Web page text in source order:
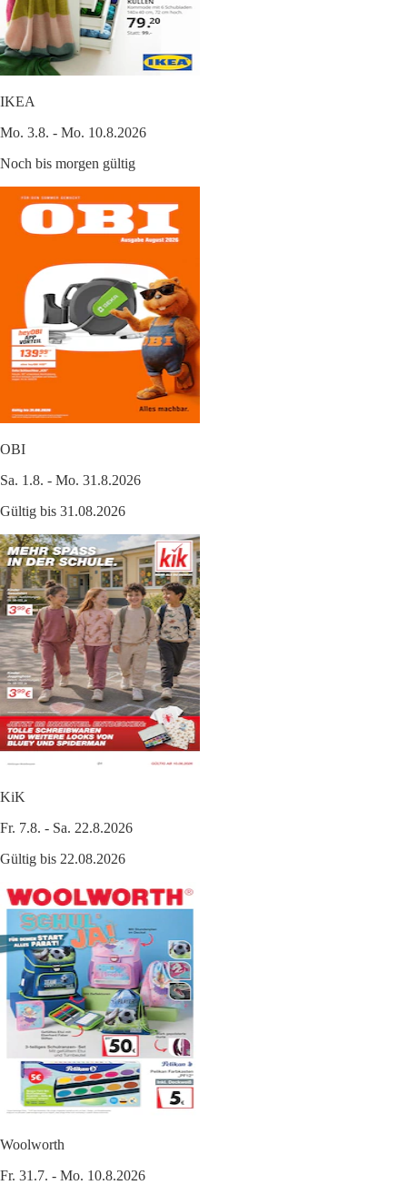
IKEA
Mo. 3.8. - Mo. 10.8.2026
Noch bis morgen gültig
OBI
Sa. 1.8. - Mo. 31.8.2026
Gültig bis 31.08.2026
KiK
Fr. 7.8. - Sa. 22.8.2026
Gültig bis 22.08.2026
Woolworth
Fr. 31.7. - Mo. 10.8.2026